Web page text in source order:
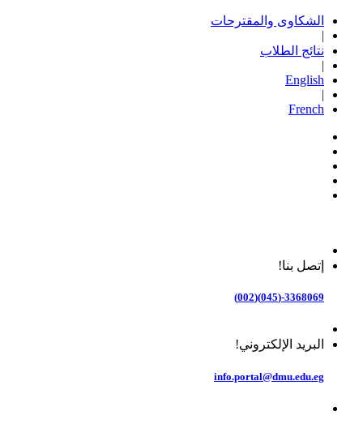
الشكاوى والمقترحات
|
نتائج الطلاب
|
English
|
French
إتصل بنا!
3368069-(045)(002)
البريد الإلكتروني!
info.portal@dmu.edu.eg